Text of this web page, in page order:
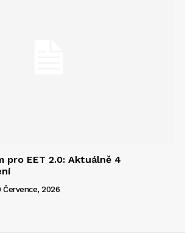
pro EET 2.0: Aktuálně 4
Července, 2026